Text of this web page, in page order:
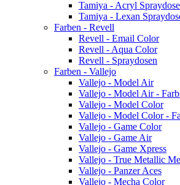
Tamiya - Acryl
Tamiya - Lexan
Farben - Revell
Revell - Email Color
Revell - Aqua Color
Revell - Spraydosen
Farben - Vallejo
Vallejo - Model Air
Vallejo - Model Air -
Vallejo - Model Color
Vallejo - Model Color -
Vallejo - Game Color
Vallejo - Game Air
Vallejo - Game Xpress
Vallejo - True Metallic
Vallejo - Panzer Aces
Vallejo - Mecha Color